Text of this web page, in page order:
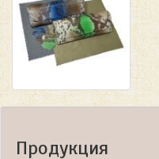
Продукция